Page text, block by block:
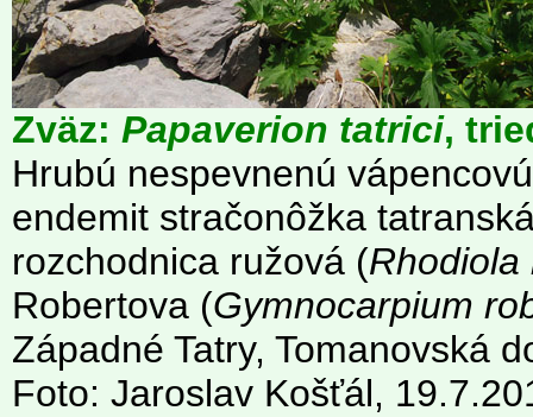
Zväz: Papaverion tatrici,
Hrubú nespevnenú
endemit stračonôžka
rozchodnica ružová (Rhodiola
Robertova (Gymnocarpium
Západné Tatry, Tomanovská
Foto: Jaroslav Košťál,